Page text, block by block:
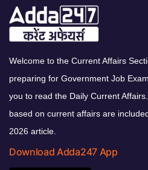
Welcome to the Current Affairs
preparing for Government Job
you to read the Daily Current
based on current affairs are
2026 article.
Download Adda247 App